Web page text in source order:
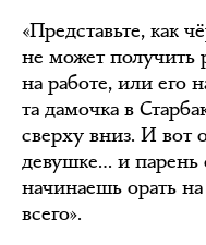
«Представьте, как
не может получить
на работе, или его
та дамочка в
сверху вниз. И вот
девушке… и парень
начинаешь орать
всего».